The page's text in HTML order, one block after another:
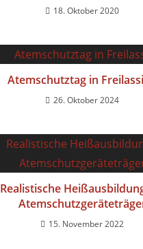
18. Oktober 2020
Atemschutztag in
26. Oktober 2024
Realistische
15. November 2022